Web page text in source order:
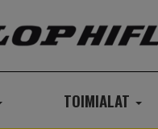
TOIMIALAT